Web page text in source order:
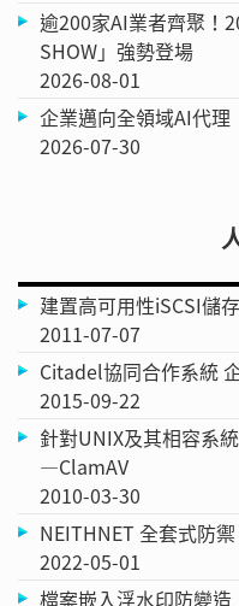
逾200家AI業者齊聚！
SHOW」強勢登場
2026-08-01
企業邁向全領域AI代理
2026-07-30
建置高可用性iSCSI儲
2011-07-07
Citadel協同合作系統
2015-09-22
針對UNIX及其相容系
—ClamAV
2010-03-30
NEITHNET 全套式防
2022-05-01
檔案嵌入浮水印防變